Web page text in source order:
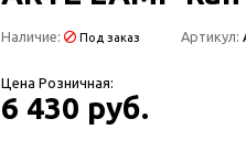
Наличие: Под заказ Артикул:
Цена Розничная:
6 430 руб.